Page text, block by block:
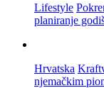
Lifestyle
planiranje
Hrvatska
njemačkim